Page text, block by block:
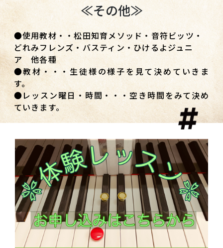
≪その他≫
●使用教材・・松田知育メソッド・音符ビッツ・
どれみフレンズ・バスティン・ひけるよジュニ
ア 他各種
●教材・・・生徒様の様子を見て決めていきま
す。
●レッスン曜日・時間・・・空き時間をみて決め
ていきます。